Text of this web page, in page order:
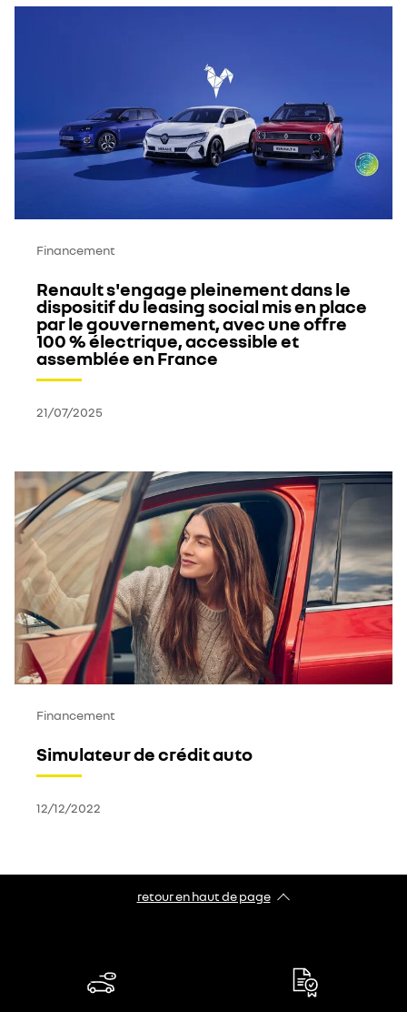
Financement
Renault s'engage pleinement dans le
dispositif du leasing social mis en place
par le gouvernement, avec une offre
100 % électrique, accessible et
assemblée en France
21/07/2025
Financement
Simulateur de crédit auto
12/12/2022
retour en haut de page​